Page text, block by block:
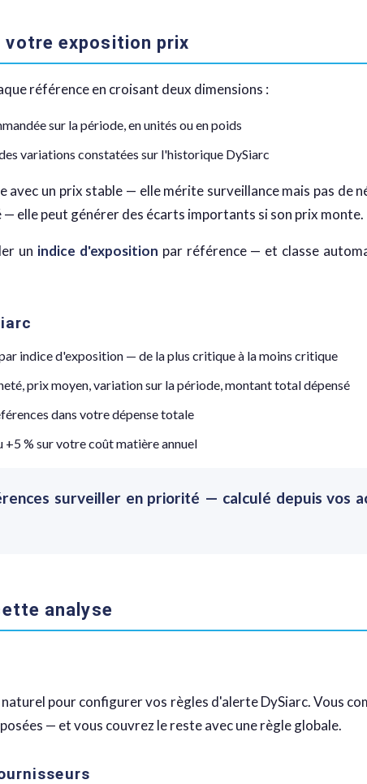
votre exposition prix
référence en croisant deux dimensions :
sur la période, en unités ou en poids
variations constatées sur l'historique DySiarc
un prix stable — elle mérite surveillance mais pas de
elle peut générer des écarts importants si son prix monte.
un indice d'exposition par référence — et classe
indice d'exposition — de la plus critique à la moins critique
prix moyen, variation sur la période, montant total dépensé
dans votre dépense totale
% sur votre coût matière annuel
surveiller en priorité — calculé depuis vos
analyse
pour configurer vos règles d'alerte DySiarc. Vous
— et vous couvrez le reste avec une règle globale.